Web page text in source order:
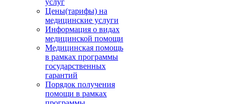
Цены(тарифы) на
медицинские услуги
Информация о видах
медицинской помощи
Медицинская помощь
в рамках программы
государственных
гарантий
Порядок получения
помощи в рамках